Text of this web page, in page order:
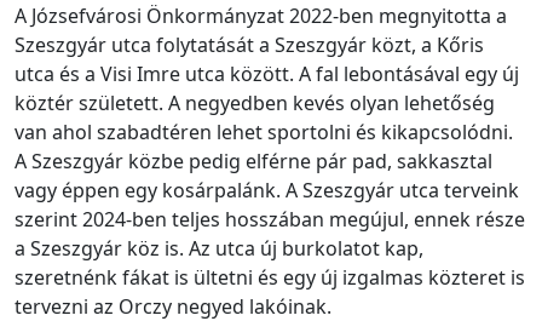
A Józsefvárosi Önkormányzat 2022-ben megnyitotta a
Szeszgyár utca folytatását a Szeszgyár közt, a Kőris
utca és a Visi Imre utca között. A fal lebontásával egy új
köztér született. A negyedben kevés olyan lehetőség
van ahol szabadtéren lehet sportolni és kikapcsolódni.
A Szeszgyár közbe pedig elférne pár pad, sakkasztal
vagy éppen egy kosárpalánk. A Szeszgyár utca terveink
szerint 2024-ben teljes hosszában megújul, ennek része
a Szeszgyár köz is. Az utca új burkolatot kap,
szeretnénk fákat is ültetni és egy új izgalmas közteret is
tervezni az Orczy negyed lakóinak.